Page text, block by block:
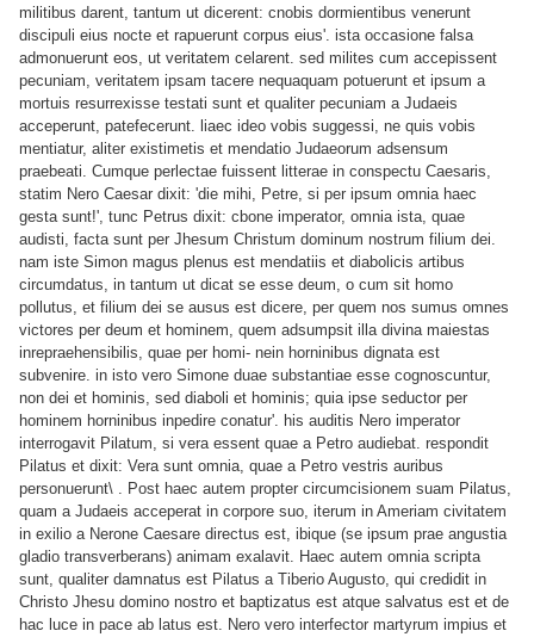
militibus darent, tantum ut dicerent: cnobis dormientibus venerunt
discipuli eius nocte et rapuerunt corpus eius'. ista occasione falsa
admonuerunt eos, ut veritatem celarent. sed milites cum accepissent
pecuniam, veritatem ipsam tacere nequaquam potuerunt et ipsum a
mortuis resurrexisse testati sunt et qualiter pecuniam a Judaeis
acceperunt, patefecerunt. liaec ideo vobis suggessi, ne quis vobis
mentiatur, aliter existimetis et mendatio Judaeorum adsensum
praebeati. Cumque perlectae fuissent litterae in conspectu Caesaris,
statim Nero Caesar dixit: 'die mihi, Petre, si per ipsum omnia haec
gesta sunt!', tunc Petrus dixit: cbone imperator, omnia ista, quae
audisti, facta sunt per Jhesum Christum dominum nostrum filium dei.
nam iste Simon magus plenus est mendatiis et diabolicis artibus
circumdatus, in tantum ut dicat se esse deum, ο cum sit homo
pollutus, et filium dei se ausus est dicere, per quem nos sumus omnes
victores per deum et hominem, quem adsumpsit illa divina maiestas
inrepraehensibilis, quae per homi- nein horninibus dignata est
subvenire. in isto vero Simone duae substantiae esse cognoscuntur,
non dei et hominis, sed diaboli et hominis; quia ipse seductor per
hominem horninibus inpedire conatur'. his auditis Nero imperator
interrogavit Pilatum, si vera essent quae a Petro audiebat. respondit
Pilatus et dixit: Vera sunt omnia, quae a Petro vestris auribus
personuerunt\ . Post haec autem propter circumcisionem suam Pilatus,
quam a Judaeis acceperat in corpore suo, iterum in Ameriam civitatem
in exilio a Nerone Caesare directus est, ibique (se ipsum prae angustia
gladio transverberans) animam exalavit. Haec autem omnia scripta
sunt, qualiter damnatus est Pilatus a Tiberio Augusto, qui credidit in
Christo Jhesu domino nostro et baptizatus est atque salvatus est et de
hac luce in pace ab latus est. Nero vero interfector martyrum impius et